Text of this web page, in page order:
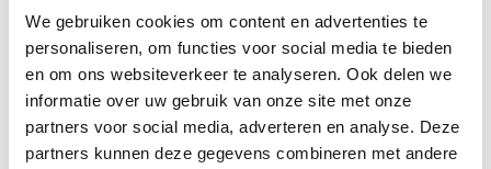
We gebruiken cookies om content en advertenties te
personaliseren, om functies voor social media te bieden
en om ons websiteverkeer te analyseren. Ook delen we
informatie over uw gebruik van onze site met onze
partners voor social media, adverteren en analyse. Deze
partners kunnen deze gegevens combineren met andere
20,95
Bekijken
999 499
Bekijken